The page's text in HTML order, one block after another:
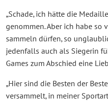
„Schade, ich hätte die
genommen. Aber ich habe
sammeln dürfen, so
jedenfalls auch als Siegerin
Games zum Abschied eine
„Hier sind die Besten der
versammelt, in meiner